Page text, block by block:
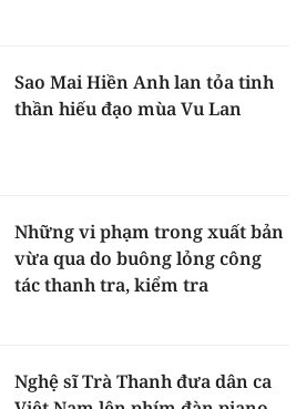
Sao Mai Hiền Anh lan tỏa tinh
thần hiếu đạo mùa Vu Lan
Những vi phạm trong xuất bản
vừa qua do buông lỏng công
tác thanh tra, kiểm tra
Nghệ sĩ Trà Thanh đưa dân ca